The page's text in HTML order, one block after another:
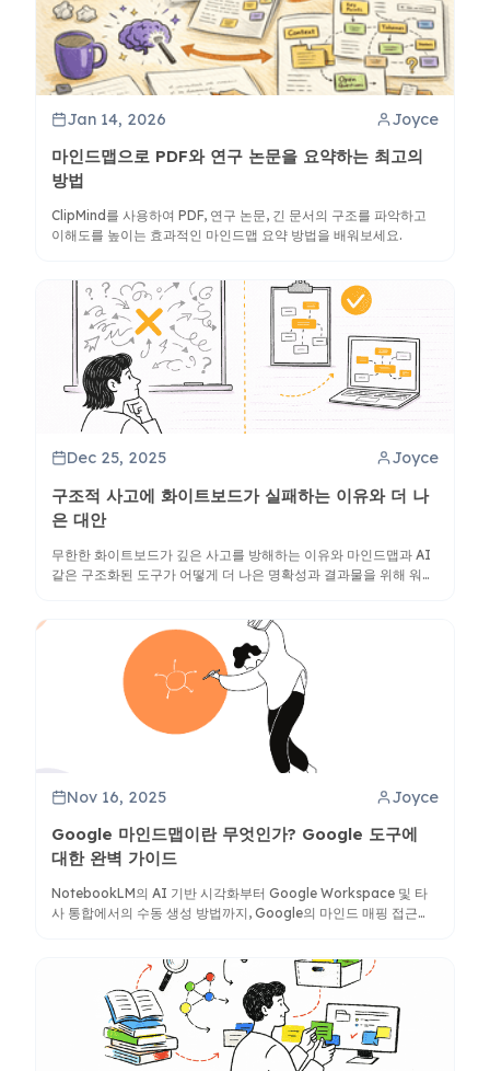
Jan 14, 2026 Joyce
마인드맵으로 PDF와 연구 논문을 요약하는 최고의
방법
ClipMind를 사용하여 PDF, 연구 논문, 긴 문서의 구조를 파악하고
이해도를 높이는 효과적인 마인드맵 요약 방법을 배워보세요.
Dec 25, 2025 Joyce
구조적 사고에 화이트보드가 실패하는 이유와 더 나
은 대안
무한한 화이트보드가 깊은 사고를 방해하는 이유와 마인드맵과 AI
같은 구조화된 도구가 어떻게 더 나은 명확성과 결과물을 위해 워크
Nov 16, 2025 Joyce
Google 마인드맵이란 무엇인가? Google 도구에
대한 완벽 가이드
NotebookLM의 AI 기반 시각화부터 Google Workspace 및 타
사 통합에서의 수동 생성 방법까지, Google의 마인드 매핑 접근법